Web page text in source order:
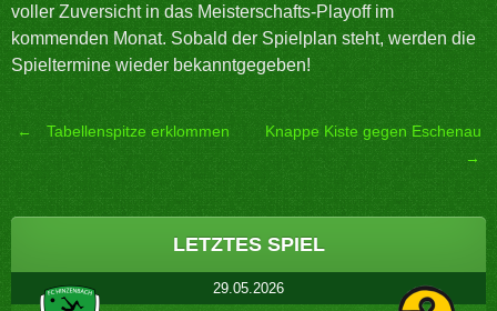
voller Zuversicht in das Meisterschafts-Playoff im
kommenden Monat. Sobald der Spielplan steht, werden die
Spieltermine wieder bekanntgegeben!
Post
navigation
← Tabellenspitze erklommen
Knappe Kiste gegen Eschenau
→
LETZTES SPIEL
29.05.2026